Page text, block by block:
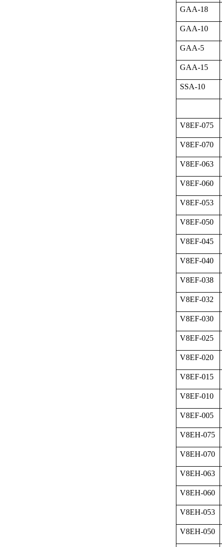
GAA-18
GAA-10
GAA-5
GAA-15
SSA-10
V8EF-075
V8EF-070
V8EF-063
V8EF-060
V8EF-053
V8EF-050
V8EF-045
V8EF-040
V8EF-038
V8EF-032
V8EF-030
V8EF-025
V8EF-020
V8EF-015
V8EF-010
V8EF-005
V8EH-075
V8EH-070
V8EH-063
V8EH-060
V8EH-053
V8EH-050